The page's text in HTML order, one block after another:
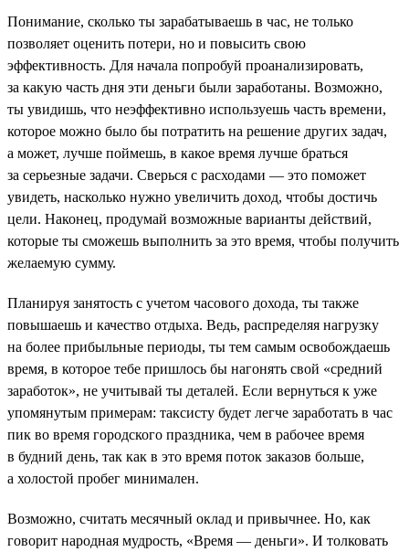
Понимание, сколько ты зарабатываешь в час, не только
позволяет оценить потери, но и повысить свою
эффективность. Для начала попробуй проанализировать,
за какую часть дня эти деньги были заработаны. Возможно,
ты увидишь, что неэффективно используешь часть времени,
которое можно было бы потратить на решение других задач,
а может, лучше поймешь, в какое время лучше браться
за серьезные задачи. Сверься с расходами — это поможет
увидеть, насколько нужно увеличить доход, чтобы достичь
цели. Наконец, продумай возможные варианты действий,
которые ты сможешь выполнить за это время, чтобы получить
желаемую сумму.
Планируя занятость с учетом часового дохода, ты также
повышаешь и качество отдыха. Ведь, распределяя нагрузку
на более прибыльные периоды, ты тем самым освобождаешь
время, в которое тебе пришлось бы нагонять свой «средний
заработок», не учитывай ты деталей. Если вернуться к уже
упомянутым примерам: таксисту будет легче заработать в час
пик во время городского праздника, чем в рабочее время
в будний день, так как в это время поток заказов больше,
а холостой пробег минимален.
Возможно, считать месячный оклад и привычнее. Но, как
говорит народная мудрость, «Время — деньги». И толковать